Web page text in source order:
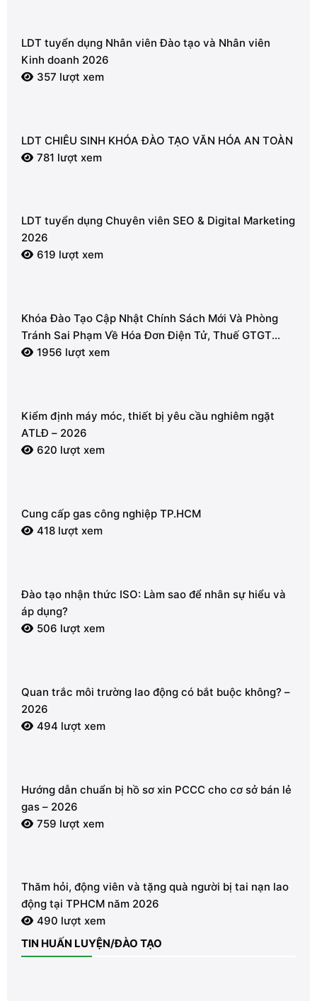
LDT tuyển dụng Nhân viên Đào tạo và Nhân viên
Kinh doanh 2026
357 lượt xem
LDT CHIÊU SINH KHÓA ĐÀO TẠO VĂN HÓA AN TOÀN
781 lượt xem
LDT tuyển dụng Chuyên viên SEO & Digital Marketing
2026
619 lượt xem
Khóa Đào Tạo Cập Nhật Chính Sách Mới Và Phòng
Tránh Sai Phạm Về Hóa Đơn Điện Tử, Thuế GTGT
20261956 lượt xem
Kiểm định máy móc, thiết bị yêu cầu nghiêm ngặt
ATLĐ – 2026
620 lượt xem
Cung cấp gas công nghiệp TP.HCM
418 lượt xem
Đào tạo nhận thức ISO: Làm sao để nhân sự hiểu và
áp dụng?
506 lượt xem
Quan trắc môi trường lao động có bắt buộc không? –
2026
494 lượt xem
Hướng dẫn chuẩn bị hồ sơ xin PCCC cho cơ sở bán lẻ
gas – 2026
759 lượt xem
Thăm hỏi, động viên và tặng quà người bị tai nạn lao
động tại TPHCM năm 2026
490 lượt xem
TIN HUẤN LUYỆN/ĐÀO TẠO